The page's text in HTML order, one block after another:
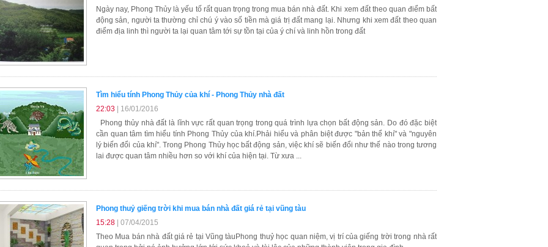
Ngày nay, Phong Thủy là yếu tố rất quan trọng trong mua bán nhà đất. Khi xem đất theo quan điểm bất
động sản, người ta thường chỉ chú ý vào số tiền mà giá trị đất mang lại. Nhưng khi xem đất theo quan
điểm địa linh thì người ta lại quan tâm tới sự tồn tại của ý chí và linh hồn trong đất
Tìm hiểu tính Phong Thủy của khí - Phong Thủy nhà đất
22:03 | 16/01/2016
Phong thủy nhà đất là lĩnh vực rất quan trọng trong quá trình lựa chọn bất động sản. Do đó đặc biệt
cần quan tâm tìm hiểu tính Phong Thủy của khí.Phải hiểu và phân biệt được "bản thể khí" và "nguyên
lý biến đổi của khí". Trong Phong Thủy học bất động sản, việc khí sẽ biến đổi như thế nào trong tương
lai được quan tâm nhiều hơn so với khí của hiện tại. Từ xưa ...
Phong thuỷ giếng trời khi mua bán nhà đất giá rẻ tại vũng tàu
15:28 | 07/04/2015
Theo Mua bán nhà đất giá rẻ tại Vũng tàuPhong thuỷ học quan niệm, vị trí của giếng trời trong nhà rất